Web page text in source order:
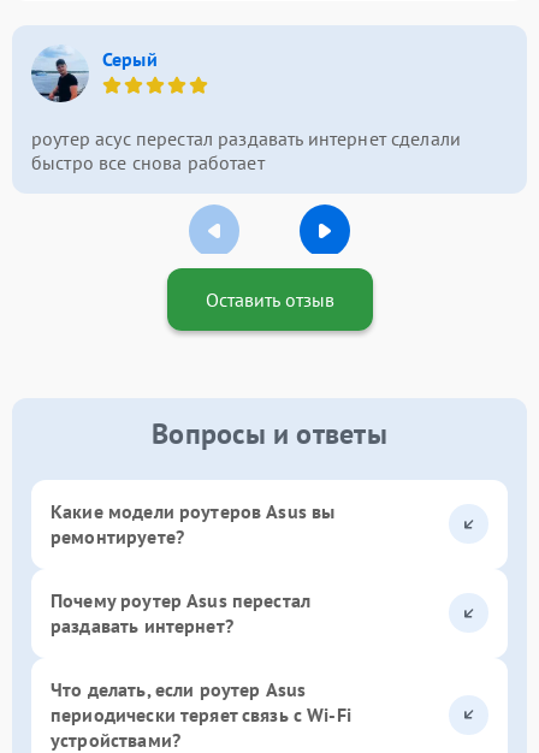
Серый
роутер асус перестал раздавать интернет сделали
быстро все снова работает
Оставить отзыв
Вопросы и ответы
Какие модели роутеров Asus вы
ремонтируете?
Почему роутер Asus перестал
раздавать интернет?
Что делать, если роутер Asus
периодически теряет связь с Wi-Fi
устройствами?